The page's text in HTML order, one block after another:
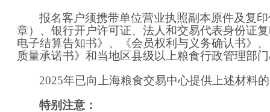
报名客户须携带单位营业执照副本原件及复
章） 、 银行开户许可证、 法人和交易代表身份证
电子结算告知书》、《会员权利与义务确认书》
质量承诺书》 和当地区县级以上粮食行政管理部
2025年已向上海粮食交易中心提供上述材料
特别注意：